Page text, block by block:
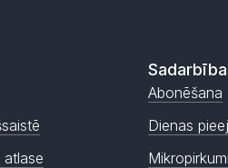
Abonēšana
Dienas
Mikropirkumi